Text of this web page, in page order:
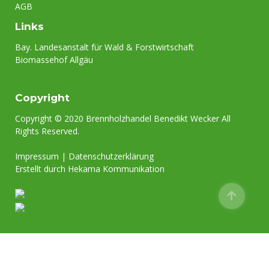
AGB
Links
Bay. Landesanstalt für Wald & Forstwirtschaft
Biomassehof Allgäu
Copyright
Copyright © 2020 Brennholzhandel Benedikt Wecker All
Rights Reserved.
Impressum | Datenschutzerklärung
Erstellt durch Hekama Kommunikation